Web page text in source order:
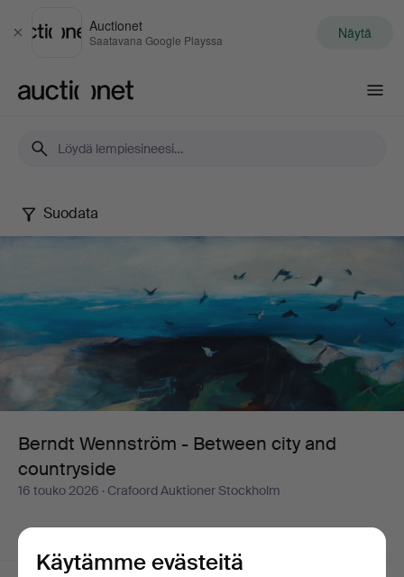
Sulje
Auctionet
Saatavana Google Playssa Näytä
Berndt
-
Between
city
and
countryside
Suodata
Berndt Wennström - Between city and
countryside
16 touko 2026 · Crafoord Auktioner Stockholm
Käynnissä olevat huutokaupat
Käytämme evästeitä